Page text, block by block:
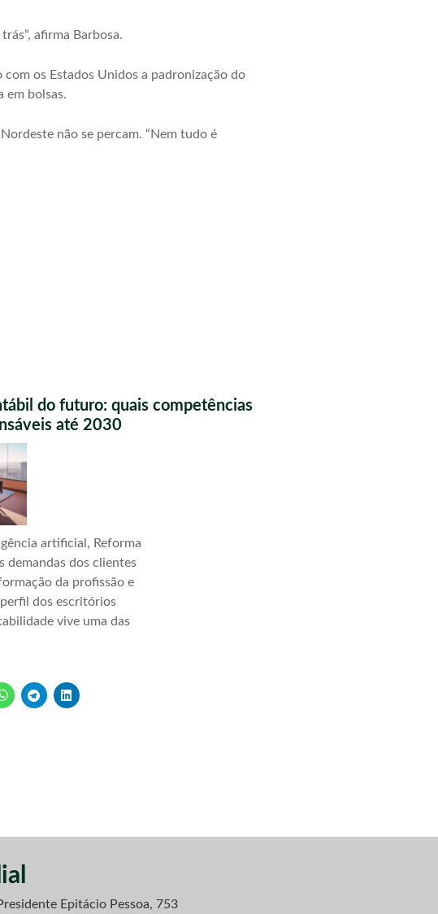
afirma Barbosa.
os Estados Unidos a padronização do
em bolsas.
não se percam. “Nem tudo é
do futuro: quais competências
até 2030
artificial, Reforma
demandas dos clientes
da profissão e
dos escritórios
vive uma das
Epitácio Pessoa, 753